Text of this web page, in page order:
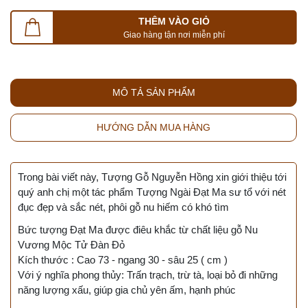
THÊM VÀO GIỎ
Giao hàng tận nơi miễn phí
MÔ TẢ SẢN PHẨM
HƯỚNG DẪN MUA HÀNG
Trong bài viết này, Tượng Gỗ Nguyễn Hồng xin giới thiệu tới
quý anh chị một tác phẩm Tượng Ngài Đạt Ma sư tổ với nét
đục đẹp và sắc nét, phôi gỗ nu hiếm có khó tìm
Bức tượng Đạt Ma được điêu khắc từ chất liệu gỗ Nu
Vương Mộc Tử Đàn Đỏ
Kích thước : Cao 73 - ngang 30 - sâu 25 ( cm )
Với ý nghĩa phong thủy: Trấn trạch, trừ tà, loại bỏ đi những
năng lượng xấu, giúp gia chủ yên ấm, hạnh phúc